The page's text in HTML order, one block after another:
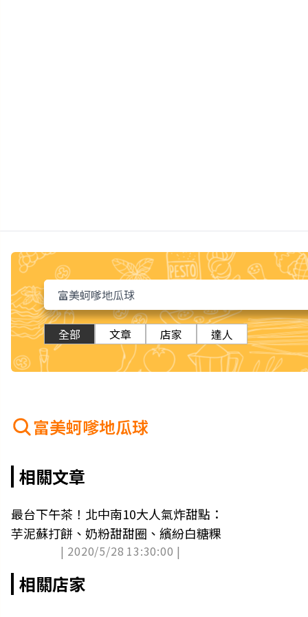
全部 文章 店家 達人
富美蚵嗲地瓜球
相關文章
最台下午茶！北中南10大人氣炸甜點：
芋泥蘇打餅、奶粉甜甜圈、繽紛白糖粿
| 2020/5/28 13:30:00 |
相關店家